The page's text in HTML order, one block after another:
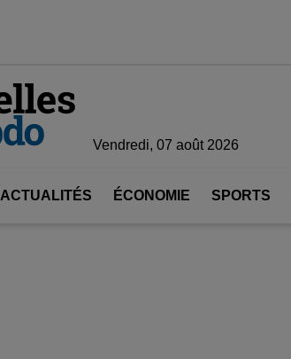
Vendredi, 07 août 2026
ACTUALITÉS ÉCONOMIE SPORTS